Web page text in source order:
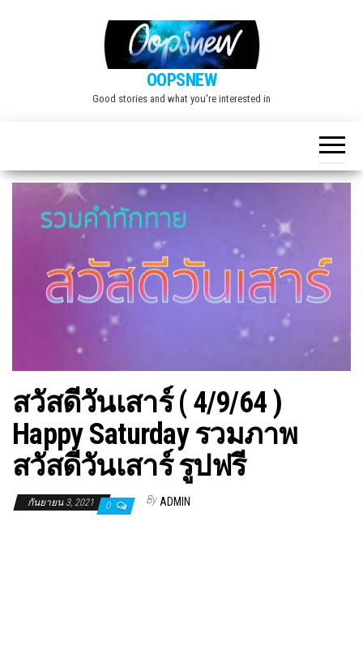
OOPSNEW
Good stories and what you're interested in
สวัสดีวันเสาร์ ( 4/9/64 )
Happy Saturday รวมภาพ
สวัสดีวันเสาร์ รูปฟรี
กันยายน 3, 2021 0 By ADMIN